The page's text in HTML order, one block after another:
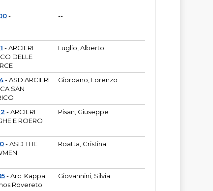
- --
- ARCIERI
DELLE
Luglio, Alberto
- ASD ARCIERI
SAN
Giordano, Lorenzo
- ARCIERI
E ROERO
Pisan, Giuseppe
- ASD THE
Roatta, Cristina
- Arc. Kappa
Rovereto
Giovannini, Silvia